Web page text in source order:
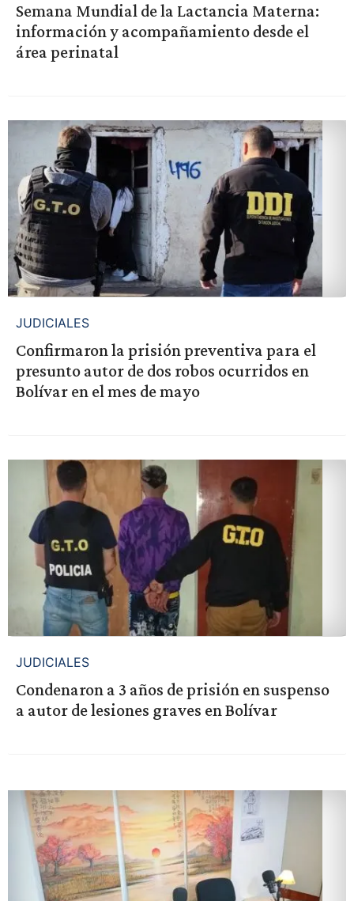
Semana Mundial de la Lactancia Materna:
información y acompañamiento desde el
área perinatal
JUDICIALES
Confirmaron la prisión preventiva para el
presunto autor de dos robos ocurridos en
Bolívar en el mes de mayo
JUDICIALES
Condenaron a 3 años de prisión en suspenso
a autor de lesiones graves en Bolívar